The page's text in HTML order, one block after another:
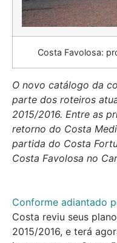
Costa Favolosa:
O novo catálogo da
parte dos roteiros
2015/2016. Entre as
retorno do Costa
partida do Costa
Costa Favolosa no
Conforme adiantado
Costa reviu seus
2015/2016, e terá